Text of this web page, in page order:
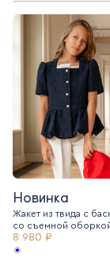
- фактурная
Новинка
Жакет из твида с
со съемной
8 980 ₽